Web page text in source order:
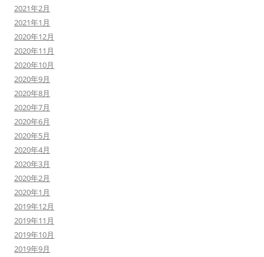
2021年2月
2021年1月
2020年12月
2020年11月
2020年10月
2020年9月
2020年8月
2020年7月
2020年6月
2020年5月
2020年4月
2020年3月
2020年2月
2020年1月
2019年12月
2019年11月
2019年10月
2019年9月